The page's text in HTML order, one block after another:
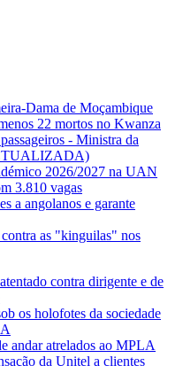
Dama de Moçambique
22 mortos no Kwanza
- Ministra da
2026/2027 na UAN
3.810 vagas
a angolanos e garante
as "kinguilas" nos
contra dirigente e de
os holofotes da sociedade
andar atrelados ao MPLA
da Unitel a clientes